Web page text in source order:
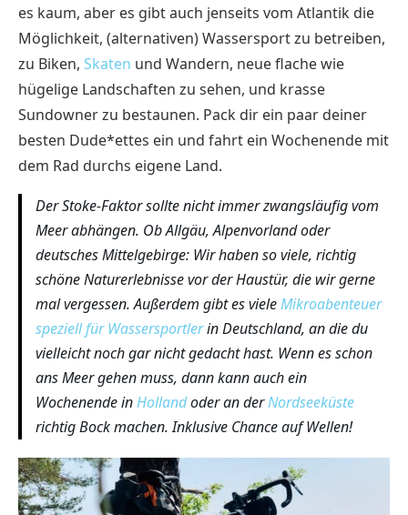
es kaum, aber es gibt auch jenseits vom Atlantik die
Möglichkeit, (alternativen) Wassersport zu betreiben,
zu Biken, Skaten und Wandern, neue flache wie
hügelige Landschaften zu sehen, und krasse
Sundowner zu bestaunen. Pack dir ein paar deiner
besten Dude*ettes ein und fahrt ein Wochenende mit
dem Rad durchs eigene Land.
Der Stoke-Faktor sollte nicht immer zwangsläufig vom
Meer abhängen. Ob Allgäu, Alpenvorland oder
deutsches Mittelgebirge: Wir haben so viele, richtig
schöne Naturerlebnisse vor der Haustür, die wir gerne
mal vergessen. Außerdem gibt es vieleMikroabenteuer
speziell für Wassersportlerin Deutschland, an die du
vielleicht noch gar nicht gedacht hast. Wenn es schon
ans Meer gehen muss, dann kann auch ein
Wochenende inHollandoder an derNordseeküste
richtig Bock machen. Inklusive Chance auf Wellen!